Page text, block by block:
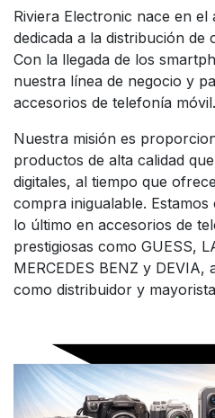
Riviera Electronic nace en
dedicada a la distribución de
Con la llegada de los
nuestra línea de negocio y
accesorios de telefonía móvil.
Nuestra misión es
productos de alta calidad
digitales, al tiempo que
compra inigualable.
lo último en accesorios de
prestigiosas como GUESS,
MERCEDES BENZ y
como distribuidor y